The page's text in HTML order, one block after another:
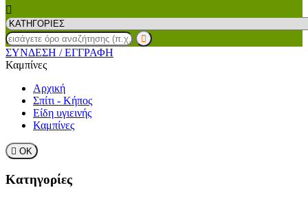
ΣΥΝΔΕΣΗ / ΕΓΓΡΑΦΗ
Καμπίνες
Αρχική
Σπίτι - Κήπος
Είδη υγιεινής
Καμπίνες
 ΟΚ
Κατηγορίες